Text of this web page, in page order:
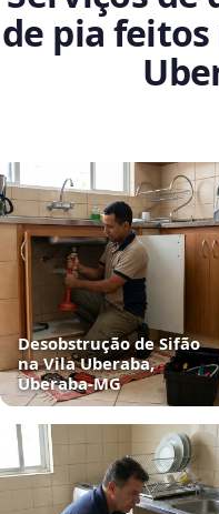
de pia feitos
Desobstrução de Sifão
na Vila Uberaba,
Uberaba‑MG